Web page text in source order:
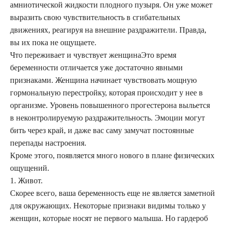
амниотической жидкости плодного пузыря. Он уже может
выразить свою чувствительность в сгибательных
движениях, реагируя на внешние раздражители. Правда,
вы их пока не ощущаете.
Что переживает и чувствует женщинаЭто время
беременности отличается уже достаточно явными
признаками. Женщина начинает чувствовать мощную
гормональную перестройку, которая происходит у нее в
организме. Уровень повышенного прогестерона выльется
в неконтролируемую раздражительность. Эмоции могут
бить через край, и даже вас саму замучат постоянные
перепады настроения.
Кроме этого, появляется много нового в плане физических
ощущений.
1. Живот.
Скорее всего, ваша беременность еще не является заметной
для окружающих. Некоторые признаки видимы только у
женщин, которые носят не первого малыша. Но гардероб